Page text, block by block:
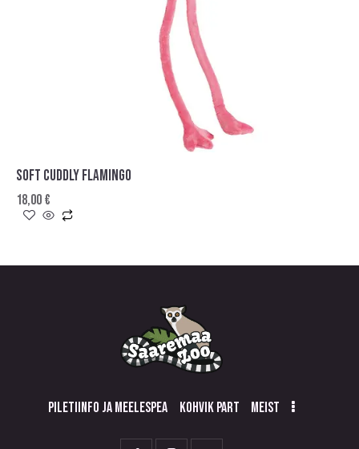
SOFT CUDDLY FLAMINGO
18,00€
PILETIINFO JA MEELESPEA KOHVIK PART MEIST